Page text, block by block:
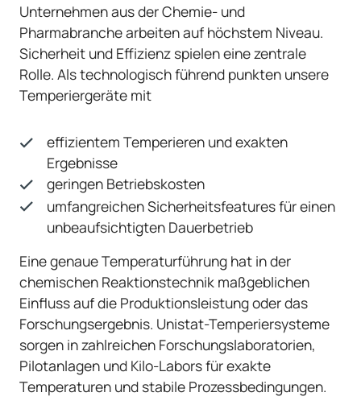
Unternehmen aus der Chemie- und
Pharmabranche arbeiten auf höchstem Niveau.
Sicherheit und Effizienz spielen eine zentrale
Rolle. Als technologisch führend punkten unsere
Temperiergeräte mit
effizientem Temperieren und exakten
Ergebnisse
geringen Betriebskosten
umfangreichen Sicherheitsfeatures für einen
unbeaufsichtigten Dauerbetrieb
Eine genaue Temperaturführung hat in der
chemischen Reaktionstechnik maßgeblichen
Einfluss auf die Produktionsleistung oder das
Forschungsergebnis. Unistat-Temperiersysteme
sorgen in zahlreichen Forschungslaboratorien,
Pilotanlagen und Kilo-Labors für exakte
Temperaturen und stabile Prozessbedingungen.